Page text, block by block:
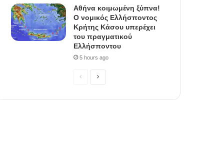
Αθήνα κοιμωμένη ξύπνα!
Ο νομικός Ελλήσποντος
Κρήτης Κάσου υπερέχει
του πραγματικού
Ελλήσποντου
5 hours ago